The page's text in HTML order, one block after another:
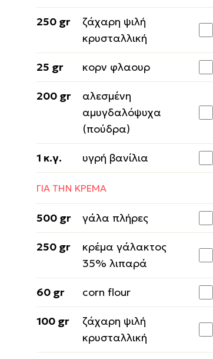
250 gr
ζάχαρη ψιλή
κρυσταλλική
25 gr κορν φλαουρ
200 gr
αλεσμένη
αμυγδαλόψυχα
(πούδρα)
1 κ.γ. υγρή βανίλια
ΓΙΑ ΤΗΝ ΚΡΕΜΑ
500 gr γάλα πλήρες
250 gr
κρέμα γάλακτος
35% λιπαρά
60 gr corn flour
100 gr
ζάχαρη ψιλή
κρυσταλλική